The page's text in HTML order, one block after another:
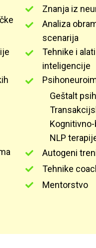
Znanja iz
Analiza
scenarija
Tehnike i
inteligencije
Geštalt
NLP
Autogeni
Tehnike
Mentorstvo